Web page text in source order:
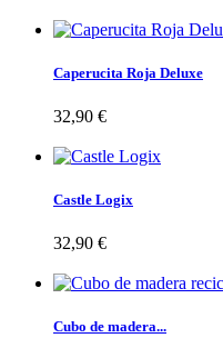
Caperucita Roja Deluxe
32,90 €
Castle Logix
32,90 €
Cubo de madera...